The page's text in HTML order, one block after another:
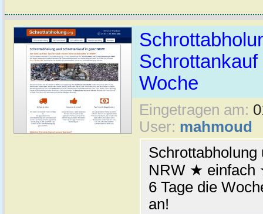
Schrottankauf
Woche
Eingetragen am:
User: mahmoud
Schrottabholung
NRW ★
6 Tage die
an!